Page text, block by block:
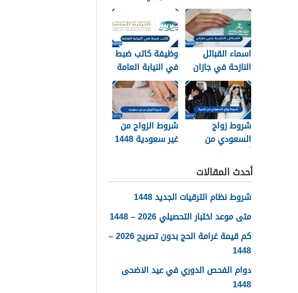
السعودي 1448
السعودية 1448
اسماء القبائل
النازحة في جازان
1448 وما هي
شروط تجنيسها
وظيفة كاتب ضبط
في النيابة العامة
1448 الشروط
وطريقة التقديم
شروط زواج
السعودي من
والأوراق المطلوبة
شروط الزواج من
غير سعودية 1448
أحدث المقالات
شروط نظام الترقيات الجديد 1448
متى موعد اختبار التحصيلي 2026 – 1448
كم قيمة غرامة الحج بدون تصريح 2026 –
1448
دوام الفحص الدوري في عيد الاضحى
1448